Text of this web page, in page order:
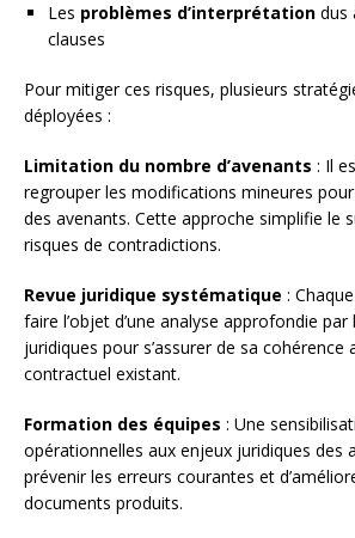
Les problèmes d’interprétation dus
clauses
Pour mitiger ces risques, plusieurs
déployées :
Limitation du nombre d’avenants : Il
regrouper les modifications mineures
des avenants. Cette approche simplifie le
risques de contradictions.
Revue juridique systématique :
faire l’objet d’une analyse approfondie par
juridiques pour s’assurer de sa cohérence
contractuel existant.
Formation des équipes : Une
opérationnelles aux enjeux juridiques des
prévenir les erreurs courantes et
documents produits.